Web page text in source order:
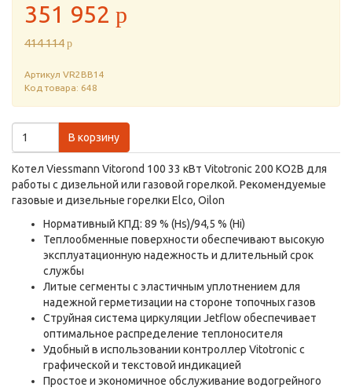
351 952 p
414 114 p
Артикул VR2BB14
Код товара: 648
В корзину
Котел Viessmann Vitorond 100 33 кВт Vitotronic 200 KO2B для
работы с дизельной или газовой горелкой. Рекомендуемые
газовые и дизельные горелки Elco, Oilon
Нормативный КПД: 89 % (Hs)/94,5 % (Hi)
Теплообменные поверхности обеспечивают высокую
эксплуатационную надежность и длительный срок
службы
Литые сегменты с эластичным уплотнением для
надежной герметизации на стороне топочных газов
Струйная система циркуляции Jetflow обеспечивает
оптимальное распределение теплоносителя
Удобный в использовании контроллер Vitotronic с
графической и текстовой индикацией
Простое и экономичное обслуживание водогрейного